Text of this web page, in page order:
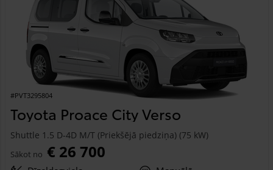
#PVT3295804
Toyota Proace City Verso
Shuttle 1.5 D-4D M/T (Priekšējā piedziņa) (75 kW)
Sākot no € 26 700